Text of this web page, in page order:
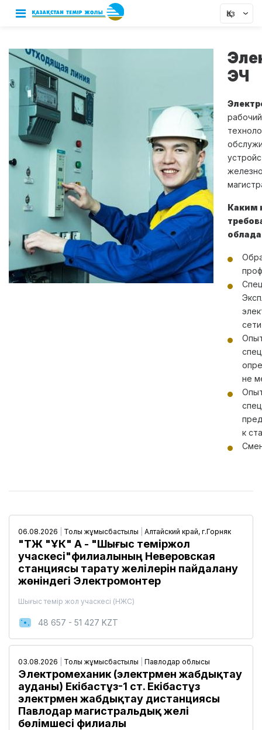
Қаз
ЭЧ
Каким
не
к
06.08.2026 Толық жұмысбастылық Алтайский край, г.Горняк
"ҚТЖ "ҰК" АҚ - "Шығыс теміржол
учаскесі"филиалының Неверовская
станциясы тарату желілерін пайдалану
жөніндегі Электромонтер
Шығыс темір жол учаскесі (НЖС)
48 657 - 51 427 KZT
03.08.2026 Толық жұмысбастылық Павлодар облысы
Электромеханик (электрмен жабдықтау
ауданы) Екібастұз-1 ст. Екібастұз
электрмен жабдықтау дистанциясы
Павлодар магистральдық желі
бөлімшесі филиалы